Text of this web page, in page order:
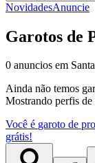
NovidadesAnuncie
Garotos de
0 anuncios em
Ainda não temos
Mostrando perfis de
Você é garoto de
grátis!